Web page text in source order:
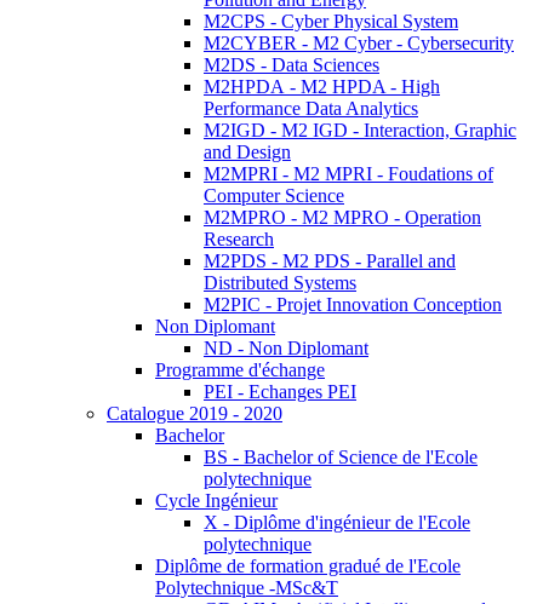
M2CPS - Cyber Physical System
M2CYBER - M2 Cyber - Cybersecurity
M2DS - Data Sciences
M2HPDA - M2 HPDA - High
Performance Data Analytics
M2IGD - M2 IGD - Interaction, Graphic
and Design
M2MPRI - M2 MPRI - Foudations of
Computer Science
M2MPRO - M2 MPRO - Operation
Research
M2PDS - M2 PDS - Parallel and
Distributed Systems
M2PIC - Projet Innovation Conception
Non Diplomant
ND - Non Diplomant
Programme d'échange
PEI - Echanges PEI
Catalogue 2019 - 2020
Bachelor
BS - Bachelor of Science de l'Ecole
polytechnique
Cycle Ingénieur
X - Diplôme d'ingénieur de l'Ecole
polytechnique
Diplôme de formation gradué de l'Ecole
Polytechnique -MSc&T